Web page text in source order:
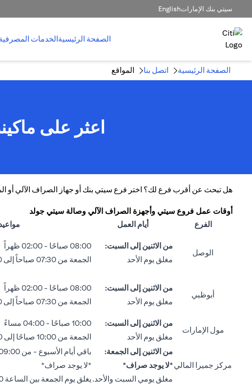
سيتي بنك الإماراتEnglish
الصفحة الرئيسيةالخدمات
الصفحة الرئيسية اتصل بنا المواقع
اعثر على
هل تبحث عن أقرب فرع لك؟ اختر فرع سيتي بنك أو جهاز الصراف الآلي أو
أوقات عمل فروع سيتي وأجهزة الصراف الآلي وصالة سيتي جولد
الفرع
أيام العمل
الوصل
من الاثنين إلى السبت:
مغلق يوم الأحد
08:00 صباحًا - 02:00 ظهراً
الجمعة من 07:30 صباحاً إلى 12:30 ظهراً
أبوظبي
من الاثنين إلى السبت:
مغلق يوم الأحد
08:00 صباحًا - 02:00 ظهراً
الجمعة من 07:30 صباحاً إلى 12:30 ظهراً
مول الإمارات
من الاثنين إلى السبت:
مغلق يوم الأحد
10:00 صباحًا - 04:00 مساءً
الجمعة من 10:00 صباحًا إلى 12:30 ظهراً ومن 02:00 ظهراً إلى 04:30 مساءً.
مركز جميرا المالي
من الاثنين إلى الجمعة:
*لا يوجد صراف*
مغلق يومي السبت والأحد.
باقي أيام الأسبوع - من 09:00 صباحًا إلى 05:00 مساءً
*لا يوجد صراف*
يغلق يوم الجمعة بين الساعة 12:30 ظهراً – 02:30 ظهراً للصلاة.